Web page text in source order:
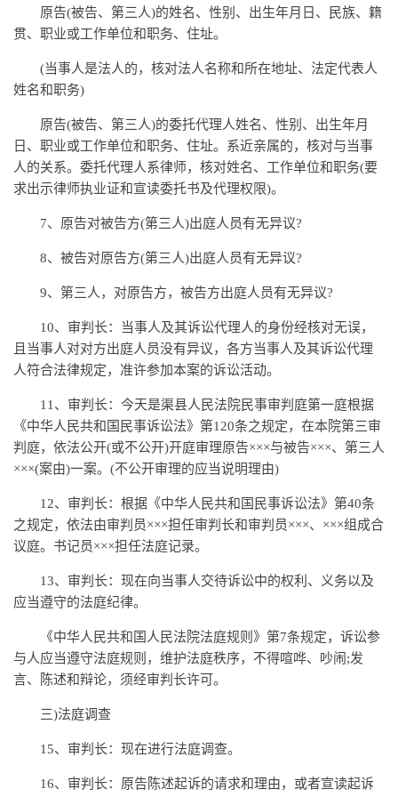
原告(被告、第三人)的姓名、性别、出生年月日、民族、籍
贯、职业或工作单位和职务、住址。
(当事人是法人的，核对法人名称和所在地址、法定代表人
姓名和职务)
原告(被告、第三人)的委托代理人姓名、性别、出生年月
日、职业或工作单位和职务、住址。系近亲属的，核对与当事
人的关系。委托代理人系律师，核对姓名、工作单位和职务(要
求出示律师执业证和宣读委托书及代理权限)。
7、原告对被告方(第三人)出庭人员有无异议?
8、被告对原告方(第三人)出庭人员有无异议?
9、第三人，对原告方，被告方出庭人员有无异议?
10、审判长：当事人及其诉讼代理人的身份经核对无误，
且当事人对对方出庭人员没有异议，各方当事人及其诉讼代理
人符合法律规定，准许参加本案的诉讼活动。
11、审判长：今天是渠县人民法院民事审判庭第一庭根据
《中华人民共和国民事诉讼法》第120条之规定，在本院第三审
判庭，依法公开(或不公开)开庭审理原告×××与被告×××、第三人
×××(案由)一案。(不公开审理的应当说明理由)
12、审判长：根据《中华人民共和国民事诉讼法》第40条
之规定，依法由审判员×××担任审判长和审判员×××、×××组成合
议庭。书记员×××担任法庭记录。
13、审判长：现在向当事人交待诉讼中的权利、义务以及
应当遵守的法庭纪律。
《中华人民共和国人民法院法庭规则》第7条规定，诉讼参
与人应当遵守法庭规则，维护法庭秩序，不得喧哗、吵闹;发
言、陈述和辩论，须经审判长许可。
三)法庭调查
15、审判长：现在进行法庭调查。
16、审判长：原告陈述起诉的请求和理由，或者宣读起诉